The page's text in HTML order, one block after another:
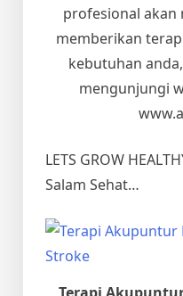
profesional akan
memberikan
kebutuhan
mengunjungi
LETS GROW
Salam Sehat…